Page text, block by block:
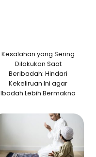
Kesalahan yang Sering
Dilakukan Saat
Beribadah: Hindari
Kekeliruan Ini agar
Ibadah Lebih Bermakna